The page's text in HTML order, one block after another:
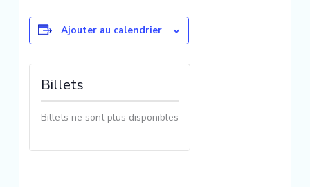
Ajouter au calendrier
Billets
Billets ne sont plus disponibles